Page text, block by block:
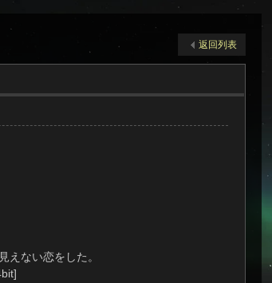
返回列表
えない恋をした。